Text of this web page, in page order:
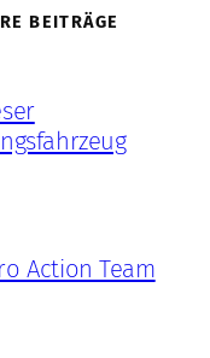
BEITRÄGE
Action Team